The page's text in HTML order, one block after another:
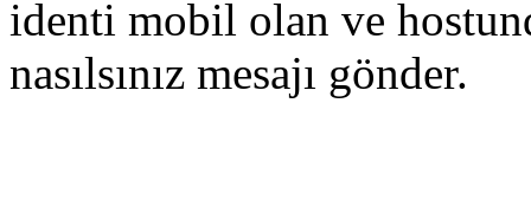
identi mobil olan ve
nasılsınız mesajı gönder.